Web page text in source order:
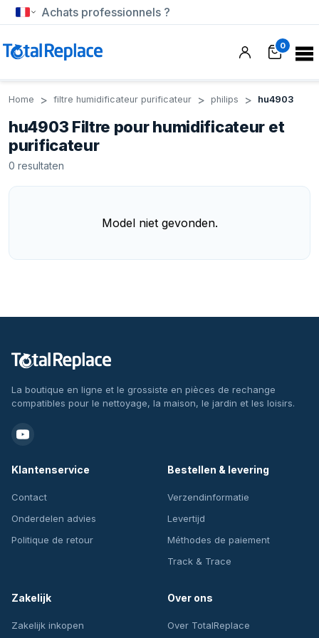
Achats professionnels ?
0
Home filtre humidificateur purificateur philips hu4903
hu4903 Filtre pour humidificateur et
purificateur
0 resultaten
Model niet gevonden.
La boutique en ligne et le grossiste en pièces de rechange
compatibles pour le nettoyage, la maison, le jardin et les loisirs.
Klantenservice
Contact
Onderdelen advies
Politique de retour
Bestellen & levering
Verzendinformatie
Levertijd
Méthodes de paiement
Track & Trace
Zakelijk
Zakelijk inkopen
Over ons
Over TotalReplace